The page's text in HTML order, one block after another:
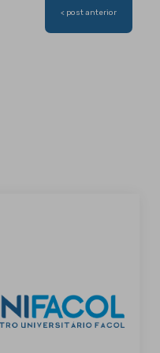
< post anterior